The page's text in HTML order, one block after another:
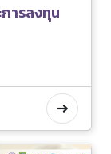
ารลงทุน